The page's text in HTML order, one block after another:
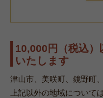
10,000円（税込
いたします
津山市、美咲町、鏡野町
上記以外の地域について